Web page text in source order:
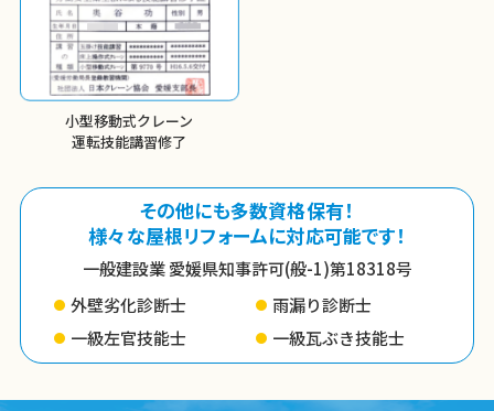
小型移動式クレーン
運転技能講習修了
その他にも多数資格保有！
様々な屋根リフォームに対応可能です！
一般建設業 愛媛県知事許可(般-1)第18318号
外壁劣化診断士
雨漏り診断士
一級左官技能士
一級瓦ぶき技能士